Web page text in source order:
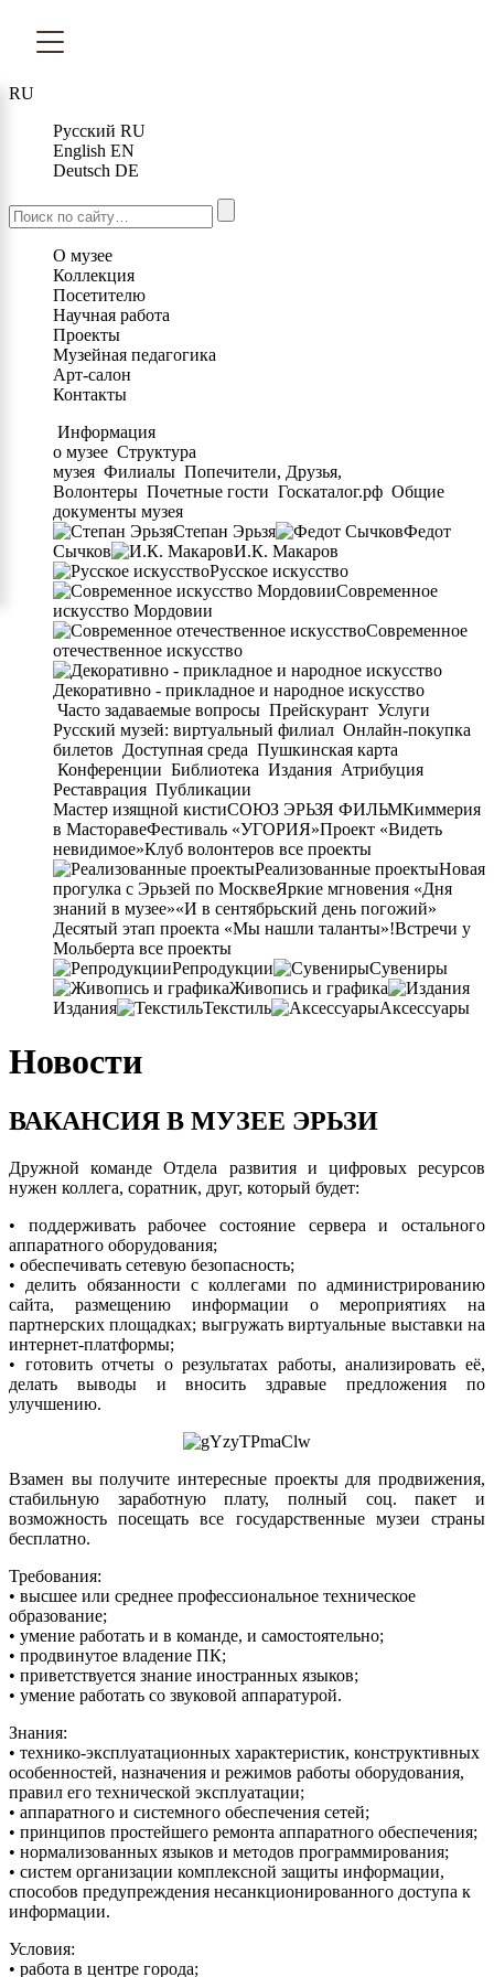
RU
Русский RU
English EN
Deutsch DE
О музее
Коллекция
Посетителю
Научная работа
Проекты
Музейная педагогика
Арт-салон
Контакты
Информация
о музее Структура
музея Филиалы Попечители, Друзья,
Волонтеры Почетные гости Госкаталог.рф Общие
документы музея
Степан Эрьзя
Федот
Сычков
И.К. Макаров
Русское искусство
Современное
искусство Мордовии
Современное
отечественное искусство
Декоративно - прикладное и народное искусство
Часто задаваемые вопросы Прейскурант Услуги
Русский музей: виртуальный филиал Онлайн-покупка
билетов Доступная среда Пушкинская карта
Конференции Библиотека Издания Атрибуция
Реставрация Публикации
Мастер изящной кистиСОЮЗ ЭРЬЗЯ ФИЛЬМКиммерия
в МасторавеФестиваль «УГОРИЯ»Проект «Видеть
невидимое»Клуб волонтеров все проекты
Реализованные проектыНовая
прогулка с Эрьзей по МосквеЯркие мгновения «Дня
знаний в музее»«И в сентябрьский день погожий»
Десятый этап проекта «Мы нашли таланты»!Встречи у
Мольберта все проекты
Репродукции
Сувениры
Живопись и графика
Издания
Текстиль Аксессуары
Новости
ВАКАНСИЯ В МУЗЕЕ ЭРЬЗИ
Дружной команде Отдела развития и цифровых ресурсов
нужен коллега, соратник, друг, который будет:
• поддерживать рабочее состояние сервера и остального
аппаратного оборудования;
• обеспечивать сетевую безопасность;
• делить обязанности с коллегами по администрированию
сайта, размещению информации о мероприятиях на
партнерских площадках; выгружать виртуальные выставки на
интернет-платформы;
• готовить отчеты о результатах работы, анализировать её,
делать выводы и вносить здравые предложения по
улучшению.
Взамен вы получите интересные проекты для продвижения,
стабильную заработную плату, полный соц. пакет и
возможность посещать все государственные музеи страны
бесплатно.
Требования:
• высшее или среднее профессиональное техническое
образование;
• умение работать и в команде, и самостоятельно;
• продвинутое владение ПК;
• приветствуется знание иностранных языков;
• умение работать со звуковой аппаратурой.
Знания:
• технико-эксплуатационных характеристик, конструктивных
особенностей, назначения и режимов работы оборудования,
правил его технической эксплуатации;
• аппаратного и системного обеспечения сетей;
• принципов простейшего ремонта аппаратного обеспечения;
• нормализованных языков и методов программирования;
• систем организации комплексной защиты информации,
способов предупреждения несанкционированного доступа к
информации.
Условия:
• работа в центре города;